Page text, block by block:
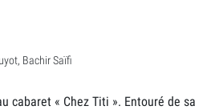
Bachir Saïfi
cabaret « Chez Titi ». Entouré de sa